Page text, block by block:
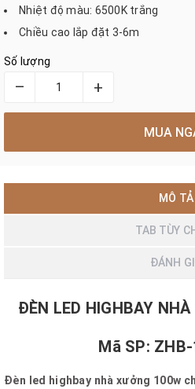
Nhiệt độ màu: 6500K trắng
Chiều cao lắp đặt 3-6m
Số lượng
– +
MUA
MÔ TẢ
TAB TÙY
ĐÁNH
ĐÈN LED HIGHBAY
Mã SP:
Đèn led highbay nhà xưởng 100w